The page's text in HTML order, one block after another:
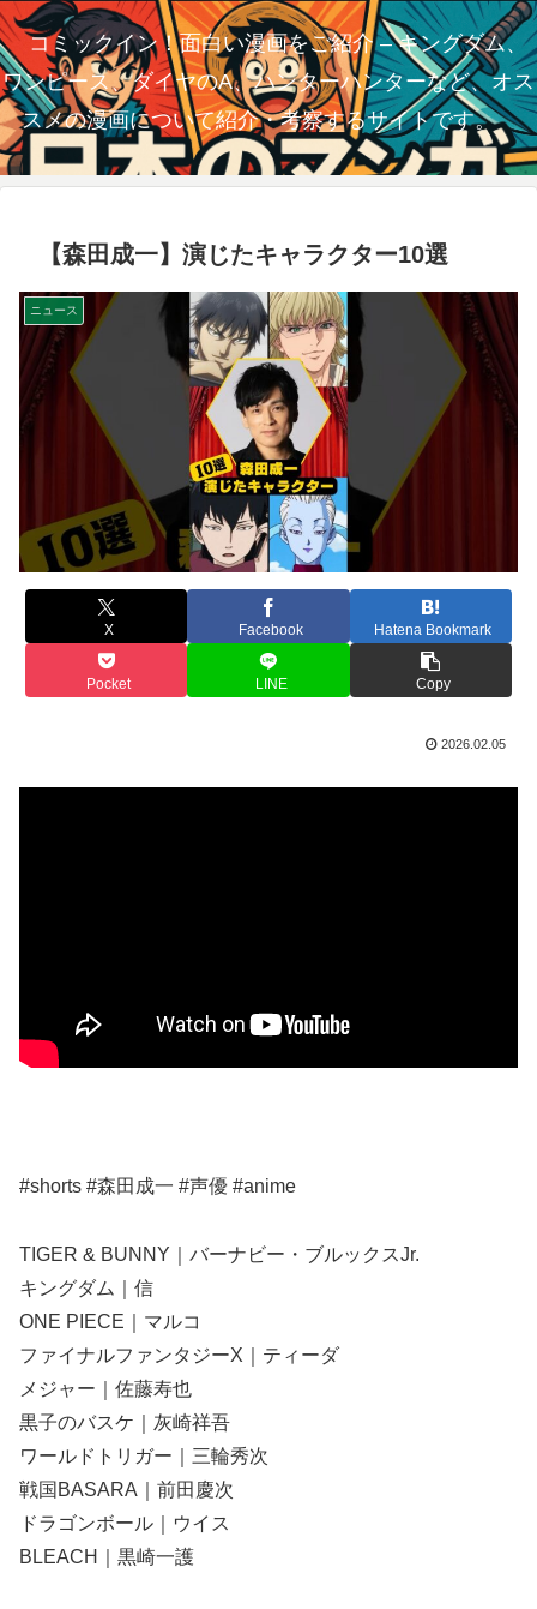
コミックイン！面白い漫画をご紹介 – キングダム、
ワンピース、ダイヤのA、ハンターハンターなど、オス
スメの漫画について紹介・考察するサイトです。
【森田成一】演じたキャラクター10選
ニュース
X Facebook Hatena Bookmark
Pocket LINE Copy
2026.02.05
#shorts #森田成一 #声優 #anime
TIGER & BUNNY｜バーナビー・ブルックスJr.
キングダム｜信
ONE PIECE｜マルコ
ファイナルファンタジーX｜ティーダ
メジャー｜佐藤寿也
黒子のバスケ｜灰崎祥吾
ワールドトリガー｜三輪秀次
戦国BASARA｜前田慶次
ドラゴンボール｜ウイス
BLEACH｜黒崎一護